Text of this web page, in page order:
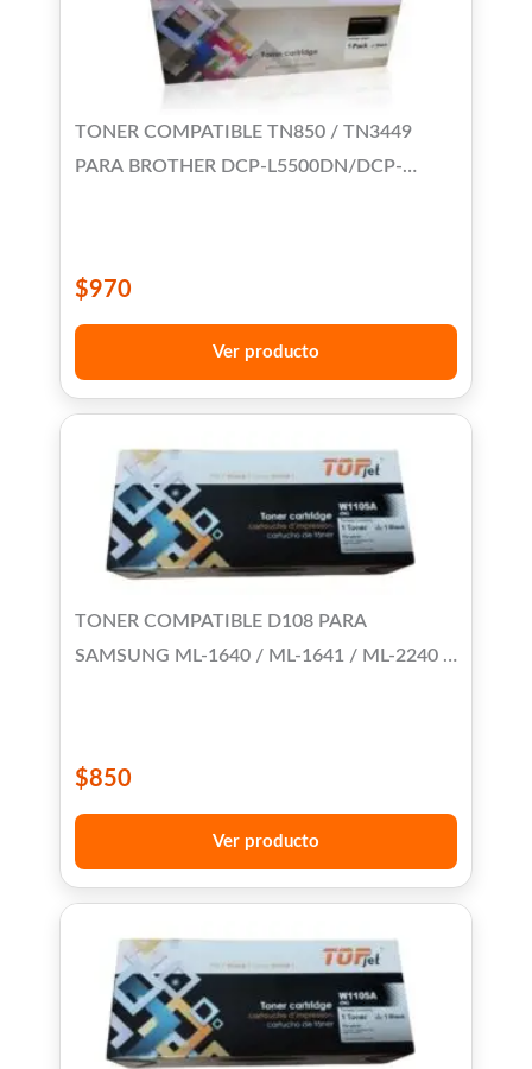
TONER COMPATIBLE TN850 / TN3449
PARA BROTHER DCP-L5500DN/DCP-
L6300/HL-L6400/MFC-
L5700/L5800/L5850/L5900/L6700/L6750/L6800/
$970
Ver producto
TONER COMPATIBLE D108 PARA
SAMSUNG ML-1640 / ML-1641 / ML-2240 /
$850
Ver producto